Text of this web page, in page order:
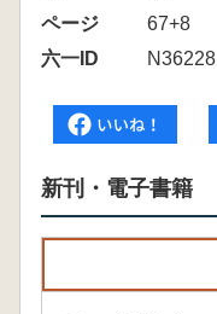
ページ
67+8
六一ID
N36228
新刊・電子書籍